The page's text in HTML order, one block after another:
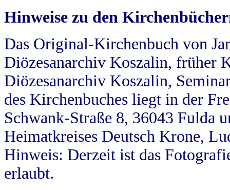
Hinweise zu den
Das Original-Kirchenbuch von
Diözesanarchiv Koszalin, früher
Diözesanarchiv Koszalin,
des Kirchenbuches liegt in der
Schwank-Straße 8, 36043 Fulda
Heimatkreises Deutsch Krone,
Hinweis: Derzeit ist das
erlaubt.